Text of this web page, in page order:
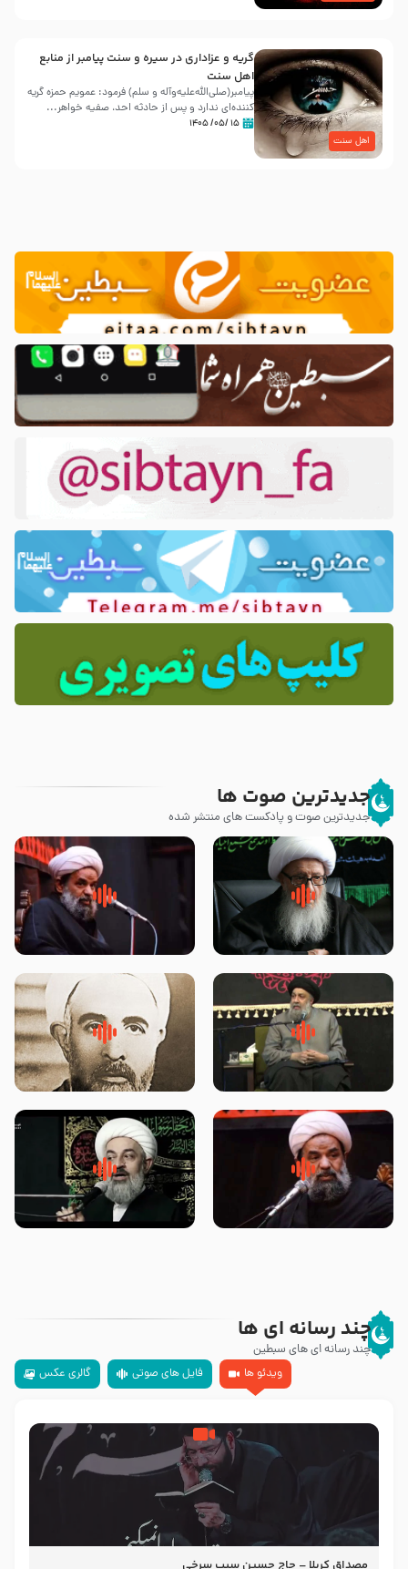
اهل سنت
گریه و عزاداری در سیره و سنت پیامبر از منابع
اهل سنت
پیامبر(صلی‌الله‌علیه‌وآله و سلم) فرمود: عمویم حمزه گریه
کننده‌ای ندارد و پس از حادثه احد، صفیه خواهر...
۱۵ /۰۵/ ۱۴۰۵
جدیدترین صوت ها
جدیدترین صوت و پادکست های منتشر شده
زوّار اربعین امام حسین (علیه
السلام) با این اشتیاق به زیارت
روضه جانسوز پاره های جگر امام
حسن مجتبی علیه السلام-حجت
لقب حضرت رقیه سلام الله علیها به
چه معناست – حجت الاسلام علوی
روضه‌ی مجلس یزید ملعون و
اسارت اهل‌بیت علیهم‌السلام –
محدث زاده
سلام جوانی که امام حسین علیه
السلام خودش جوابش را دادند
زیارتی که اسباب رزق زیاد و عمر
طولانی است حجت السلام حسین
چند رسانه ای ها
چند رسانه ای های سبطین
ویدئو ها
فایل های صوتی گالری عکس
مصداق کربلا – حاج حسین سیب سرخی